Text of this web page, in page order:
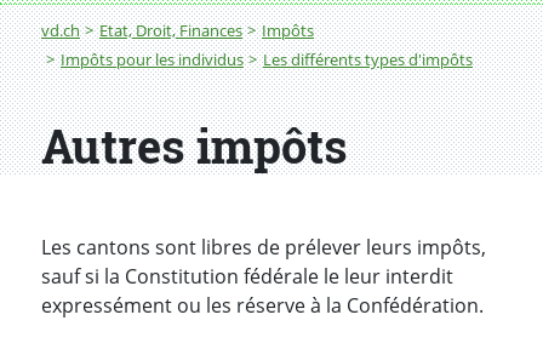
Fil d'Ariane
vd.ch Etat, Droit, Finances
Impôts
Impôts pour les individus
Les différents types d'impôts
Autres impôts
Autres impôts
Les cantons sont libres de prélever leurs impôts,
sauf si la Constitution fédérale le leur interdit
expressément ou les réserve à la Confédération.